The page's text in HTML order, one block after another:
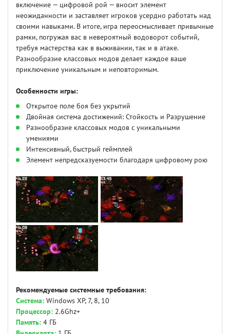
включение — цифровой рой — вносит элемент
неожиданности и заставляет игроков усердно работать над
своими навыками. В итоге, игра переосмысливает привычные
рамки, погружая вас в невероятный водоворот событий,
требуя мастерства как в выживании, так и в атаке.
Разнообразие классовых модов делает каждое ваше
приключение уникальным и неповторимым.
Особенности игры:
Открытое поле боя без укрытий
Двойная система достижений: Стойкость и Разрушение
Разнообразие классовых модов с уникальными
умениями
Интенсивный, быстрый геймплей
Элемент непредсказуемости благодаря цифровому рою
Рекомендуемые системные требования:
Система: Windows XP, 7, 8, 10
Процессор: 2.6Ghz+
Память: 4 ГБ